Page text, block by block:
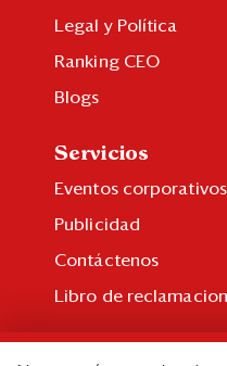
Legal y Política
Ranking CEO
Blogs
Servicios
Eventos corporativos
Publicidad
Contáctenos
Libro de